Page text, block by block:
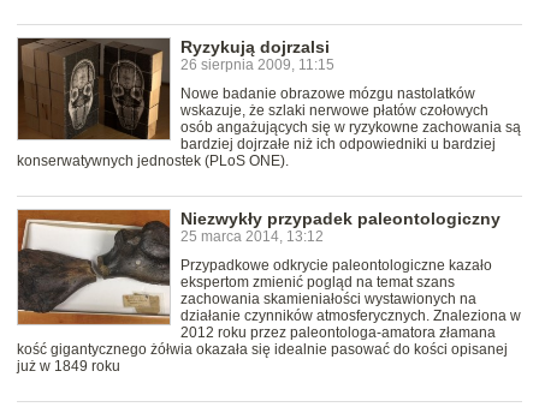
Ryzykują dojrzalsi
26 sierpnia 2009, 11:15
Nowe badanie obrazowe mózgu nastolatków
wskazuje, że szlaki nerwowe płatów czołowych
osób angażujących się w ryzykowne zachowania są
bardziej dojrzałe niż ich odpowiedniki u bardziej
konserwatywnych jednostek (PLoS ONE).
Niezwykły przypadek paleontologiczny
25 marca 2014, 13:12
Przypadkowe odkrycie paleontologiczne kazało
ekspertom zmienić pogląd na temat szans
zachowania skamieniałości wystawionych na
działanie czynników atmosferycznych. Znaleziona w
2012 roku przez paleontologa-amatora złamana
kość gigantycznego żółwia okazała się idealnie pasować do kości opisanej
już w 1849 roku